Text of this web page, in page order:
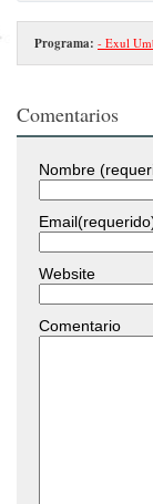
Programa: - Exul
Comentarios
Nombre
Website
Comentario